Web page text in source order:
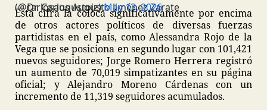
— Dr. Carlos Augusto Jiménez Zarate (@carlosaugustojz)May 13, 2026
Esta cifra la coloca significativamente por encima
de otros actores políticos de diversas fuerzas
partidistas en el país, como Alessandra Rojo de la
Vega que se posiciona en segundo lugar con 101,421
nuevos seguidores; Jorge Romero Herrera registró
un aumento de 70,019 simpatizantes en su página
oficial; y Alejandro Moreno Cárdenas con un
incremento de 11,319 seguidores acumulados.